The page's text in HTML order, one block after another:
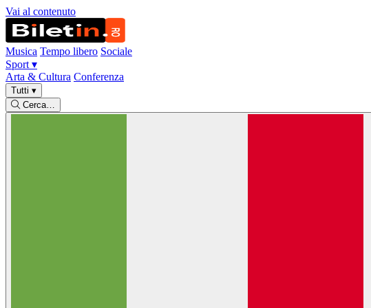
Vai al contenuto
Musica Tempo libero Sociale
Sport ▾
Arta & Cultura Conferenza
Tutti ▾
Cerca…